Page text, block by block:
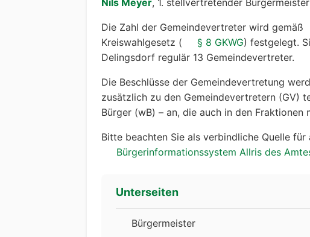
Nils Meyer, 1. stellvertretender
Die Zahl der Gemeindevertreter wird gemäß
Kreiswahlgesetz (
§ 8 GKWG) festgelegt.
Delingsdorf regulär 13 Gemeindevertreter.
Die Beschlüsse der Gemeindevertretung
zusätzlich zu den Gemeindevertretern (GV)
Bürger (wB) – an, die auch in den Fraktionen
Bitte beachten Sie als verbindliche Quelle
Bürgerinformationssystem Allris des
Unterseiten
Bürgermeister